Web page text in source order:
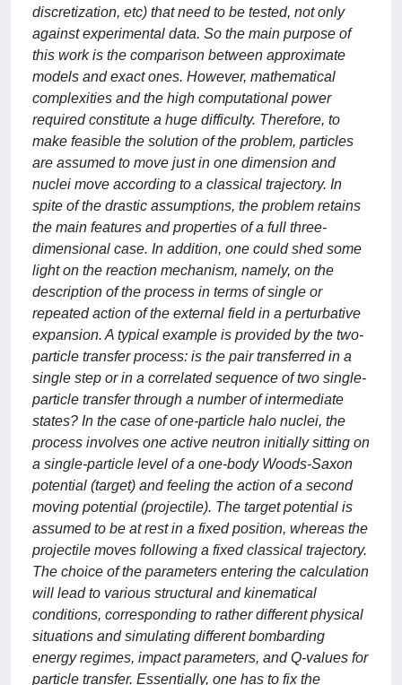
discretization, etc) that need to be tested, not only
against experimental data. So the main purpose of
this work is the comparison between approximate
models and exact ones. However, mathematical
complexities and the high computational power
required constitute a huge difficulty. Therefore, to
make feasible the solution of the problem, particles
are assumed to move just in one dimension and
nuclei move according to a classical trajectory. In
spite of the drastic assumptions, the problem retains
the main features and properties of a full three-
dimensional case. In addition, one could shed some
light on the reaction mechanism, namely, on the
description of the process in terms of single or
repeated action of the external field in a perturbative
expansion. A typical example is provided by the two-
particle transfer process: is the pair transferred in a
single step or in a correlated sequence of two single-
particle transfer through a number of intermediate
states? In the case of one-particle halo nuclei, the
process involves one active neutron initially sitting on
a single-particle level of a one-body Woods-Saxon
potential (target) and feeling the action of a second
moving potential (projectile). The target potential is
assumed to be at rest in a fixed position, whereas the
projectile moves following a fixed classical trajectory.
The choice of the parameters entering the calculation
will lead to various structural and kinematical
conditions, corresponding to rather different physical
situations and simulating different bombarding
energy regimes, impact parameters, and Q-values for
particle transfer. Essentially, one has to fix the